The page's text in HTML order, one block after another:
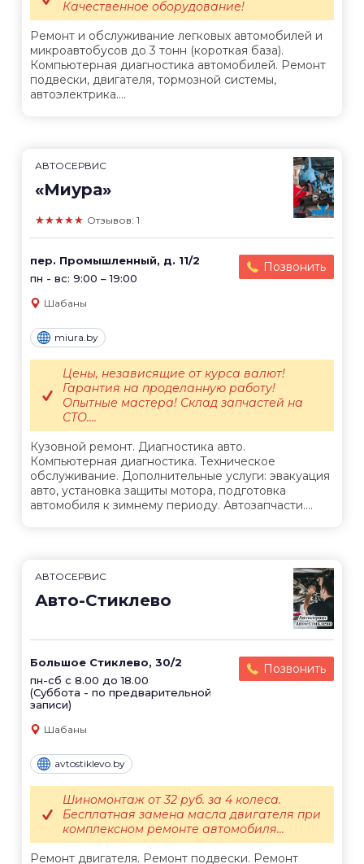
Ремонт и обслуживание легковых автомобилей и
микроавтобусов до 3 тонн (короткая база).
Компьютерная диагностика автомобилей. Ремонт
подвески, двигателя, тормозной системы,
автоэлектрика....
Качественное оборудование!
АВТОСЕРВИС
«Миура»
★★★★★ Отзывов: 1
пер. Промышленный, д. 11/2
пн - вс: 9:00 – 19:00
Позвонить
Шабаны
miura.by
Кузовной ремонт. Диагностика авто.
Компьютерная диагностика. Техническое
обслуживание. Дополнительные услуги: эвакуация
авто, установка защиты мотора, подготовка
автомобиля к зимнему периоду. Автозапчасти....
Цены, независящие от курса валют!
Гарантия на проделанную работу!
Опытные мастера! Склад запчастей на
СТО....
АВТОСЕРВИС
Авто-Стиклево
Большое Стиклево, 30/2
пн-сб с 8.00 до 18.00
(Суббота - по предварительной
записи)
Позвонить
Шабаны
avtostiklevo.by
Ремонт двигателя. Ремонт подвески. Ремонт
Шиномонтаж от 32 руб. за 4 колеса.
Бесплатная замена масла двигателя при
комплексном ремонте автомобиля...